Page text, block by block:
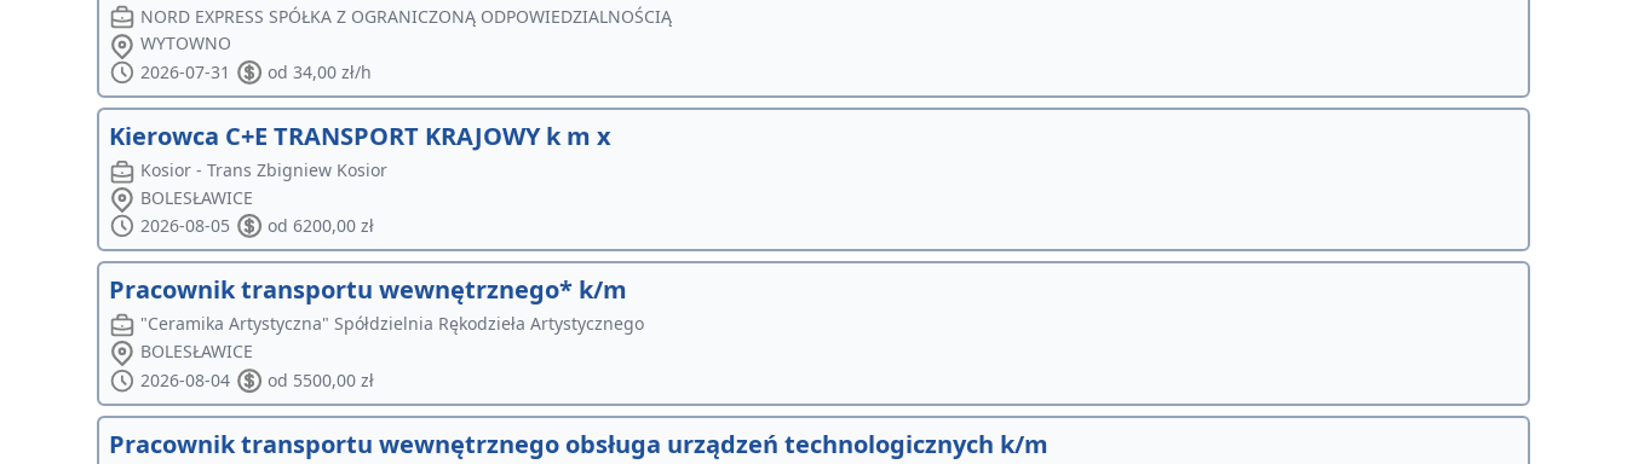
NORD EXPRESS SPÓŁKA Z OGRANICZONĄ ODPOWIEDZIALNOŚCIĄ
WYTOWNO
2026-07-31
od 34,00 zł/h
Kierowca C+E TRANSPORT KRAJOWY k m x
Kosior - Trans Zbigniew Kosior
BOLESŁAWICE
2026-08-05
od 6200,00 zł
Pracownik transportu wewnętrznego* k/m
"Ceramika Artystyczna" Spółdzielnia Rękodzieła Artystycznego
BOLESŁAWICE
2026-08-04
od 5500,00 zł
Pracownik transportu wewnętrznego obsługa urządzeń technologicznych k/m